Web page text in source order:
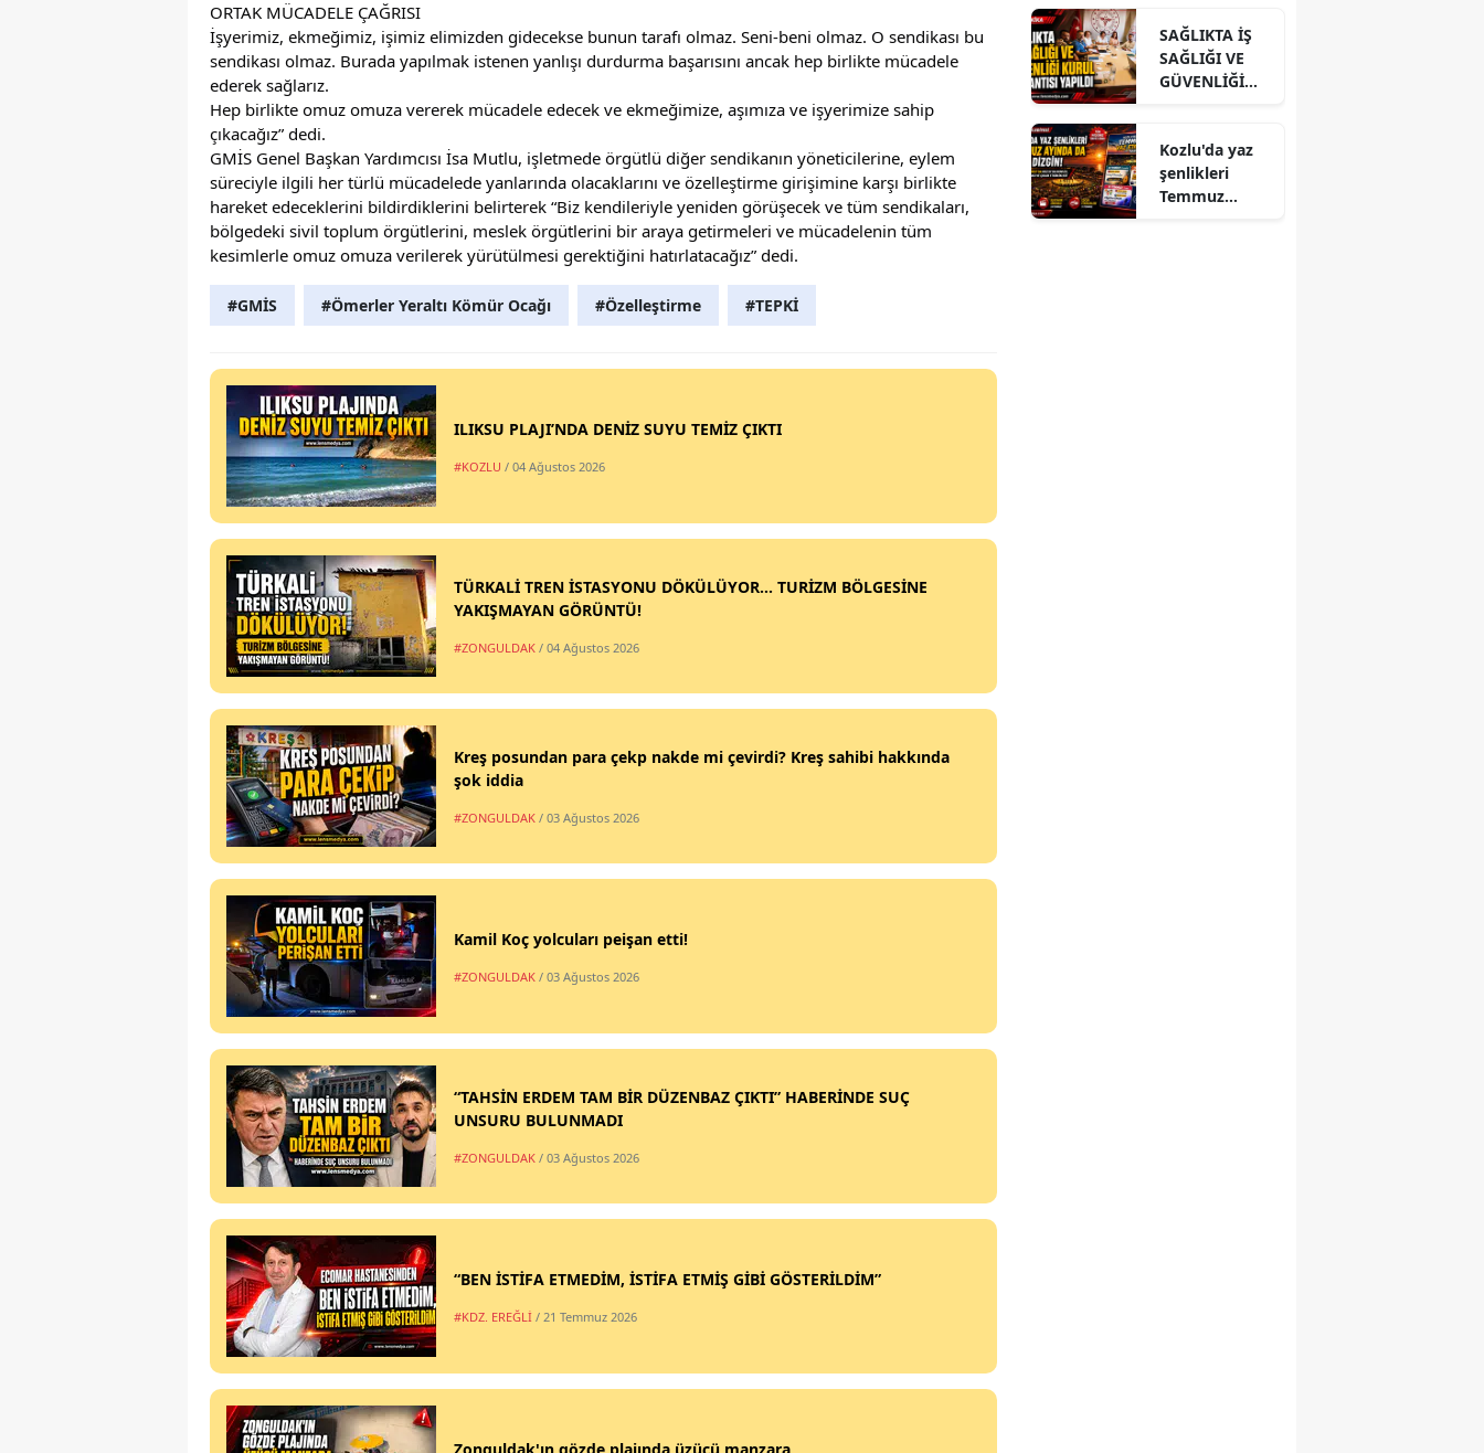
ORTAK MÜCADELE ÇAĞRISI
İşyerimiz, ekmeğimiz, işimiz elimizden gidecekse bunun tarafı olmaz. Seni-beni olmaz. O sendikası bu
sendikası olmaz. Burada yapılmak istenen yanlışı durdurma başarısını ancak hep birlikte mücadele
ederek sağlarız.
Hep birlikte omuz omuza vererek mücadele edecek ve ekmeğimize, aşımıza ve işyerimize sahip
çıkacağız” dedi.
GMİS Genel Başkan Yardımcısı İsa Mutlu, işletmede örgütlü diğer sendikanın yöneticilerine, eylem
süreciyle ilgili her türlü mücadelede yanlarında olacaklarını ve özelleştirme girişimine karşı birlikte
hareket edeceklerini bildirdiklerini belirterek “Biz kendileriyle yeniden görüşecek ve tüm sendikaları,
bölgedeki sivil toplum örgütlerini, meslek örgütlerini bir araya getirmeleri ve mücadelenin tüm
kesimlerle omuz omuza verilerek yürütülmesi gerektiğini hatırlatacağız” dedi.
#GMİS #Ömerler Yeraltı Kömür Ocağı #Özelleştirme #TEPKİ
ILIKSU PLAJI’NDA DENİZ SUYU TEMİZ ÇIKTI
#KOZLU / 04 Ağustos 2026
TÜRKALİ TREN İSTASYONU DÖKÜLÜYOR... TURİZM BÖLGESİNE
YAKIŞMAYAN GÖRÜNTÜ!
#ZONGULDAK / 04 Ağustos 2026
Kreş posundan para çekp nakde mi çevirdi? Kreş sahibi hakkında
şok iddia
#ZONGULDAK / 03 Ağustos 2026
Kamil Koç yolcuları peişan etti!
#ZONGULDAK / 03 Ağustos 2026
“TAHSİN ERDEM TAM BİR DÜZENBAZ ÇIKTI” HABERİNDE SUÇ
UNSURU BULUNMADI
#ZONGULDAK / 03 Ağustos 2026
“BEN İSTİFA ETMEDİM, İSTİFA ETMİŞ GİBİ GÖSTERİLDİM”
#KDZ. EREĞLİ / 21 Temmuz 2026
Zonguldak'ın gözde plajında üzücü manzara
ZİYARET
SAĞLIKTA İŞ
SAĞLIĞI VE
GÜVENLİĞİ
YAPILDI
Kozlu'da yaz
şenlikleri
Temmuz